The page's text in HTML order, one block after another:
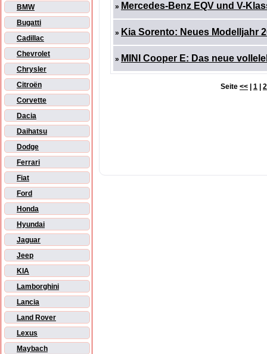
BMW
Bugatti
Cadillac
Chevrolet
Chrysler
Citroën
Corvette
Dacia
Daihatsu
Dodge
Ferrari
Fiat
Ford
Honda
Hyundai
Jaguar
Jeep
KIA
Lamborghini
Lancia
Land Rover
Lexus
Maybach
» Mercedes-Benz EQV und V-
» Kia Sorento: Neues Modelljahr
» MINI Cooper E: Das neue
Seite << 1 2